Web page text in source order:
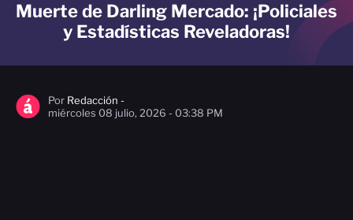
Muerte de Darling Mercado: ¡Policiales
y Estadísticas Reveladoras!
Por Redacción -
miércoles 08 julio, 2026 - 03:38 PM